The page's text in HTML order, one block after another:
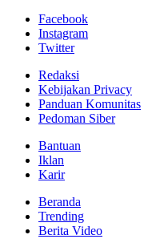
Facebook
Instagram
Twitter
Redaksi
Kebijakan Privacy
Panduan Komunitas
Pedoman Siber
Bantuan
Iklan
Karir
Beranda
Trending
Berita Video